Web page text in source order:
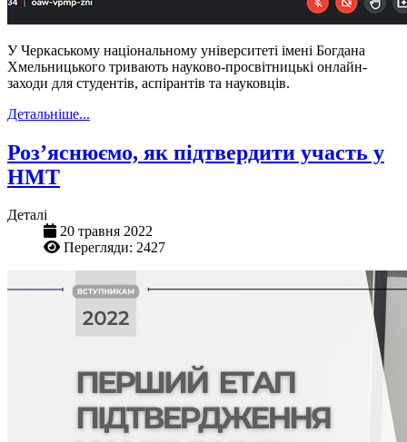
У Черкаському національному університеті імені Богдана
Хмельницького тривають науково-просвітницькі онлайн-
заходи для студентів, аспірантів та науковців.
Детальніше...
Роз’яснюємо, як підтвердити участь у
НМТ
Деталі
20 травня 2022
Перегляди: 2427